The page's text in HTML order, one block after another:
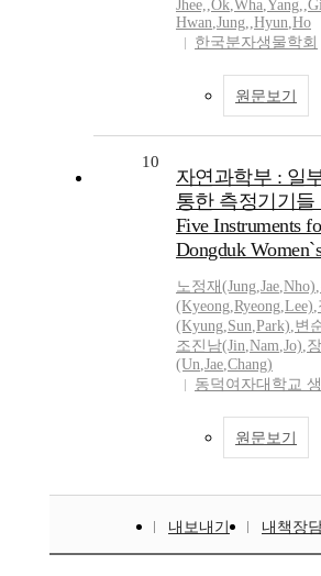
Jhee,,Ok,Wha,Yang,,
Hwan,Jung,,Hyun,Ho
한국분자생물학회
원문보기
10
자연과학부 : 일
통한 측정기기들
Five Instruments
Dongduk
노정재(Jung,Jae,Nho),
(Kyeong,Ryeong,Lee),
(Kyung,Sun,Park),변
조진남(Jin,Nam,Jo),
(Un,Jae,Chang)
동덕여자대학교
원문보기
내보내기 내책장